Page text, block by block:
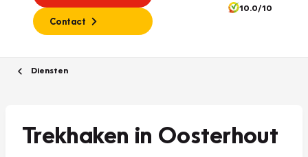
Contact
10.0/10
Diensten
Trekhaken in Oosterhout